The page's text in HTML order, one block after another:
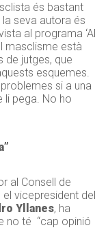
és bastant
seva autora és
al programa ‘Al
masclisme està
de jutges, que
esquemes.
si a una
li pega. No ho
al Consell de
vicepresident del
Yllanes, ha
no té “cap opinió